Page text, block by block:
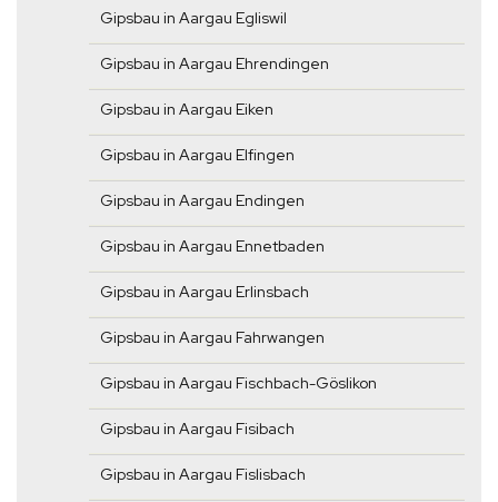
Gipsbau in Aargau Egliswil
Gipsbau in Aargau Ehrendingen
Gipsbau in Aargau Eiken
Gipsbau in Aargau Elfingen
Gipsbau in Aargau Endingen
Gipsbau in Aargau Ennetbaden
Gipsbau in Aargau Erlinsbach
Gipsbau in Aargau Fahrwangen
Gipsbau in Aargau Fischbach-Göslikon
Gipsbau in Aargau Fisibach
Gipsbau in Aargau Fislisbach